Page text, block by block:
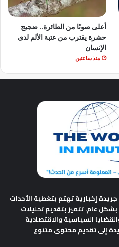
أعلى صوتًا من الطائرة.. ضجيج
حشرة يقترب من عتبة الألم لدى
الإنسان
منذ ساعتين
إخبارية تهتم بتغطية الأحداث
بشكل عام. تتميز بتقديم تحليلات
السياسية والاقتصادية
إلى تقديم محتوى متنوع